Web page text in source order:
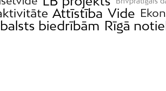
Attīstība Vide
biedrībām Rīgā